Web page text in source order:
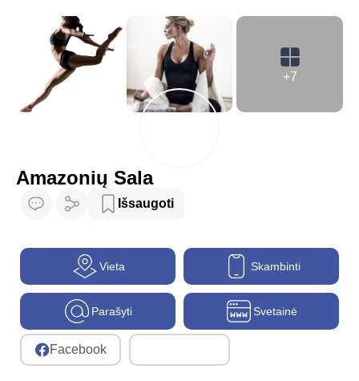
+7
Amazonių Sala
Išsaugoti
Vieta Skambinti
Parašyti Svetainė
Facebook